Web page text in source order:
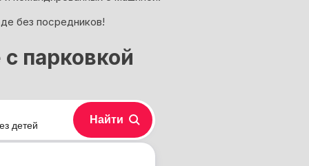
без посредников!
парковкой
детей Найти